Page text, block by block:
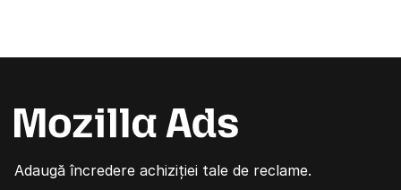
Adaugă încredere achiziției tale de reclame.